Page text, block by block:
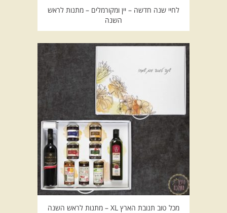
לחיי שנה חדשה – יין ומקורמלים – מתנות לראש
השנה
מכל טוב תנובת הארץ XL – מתנות לראש השנה